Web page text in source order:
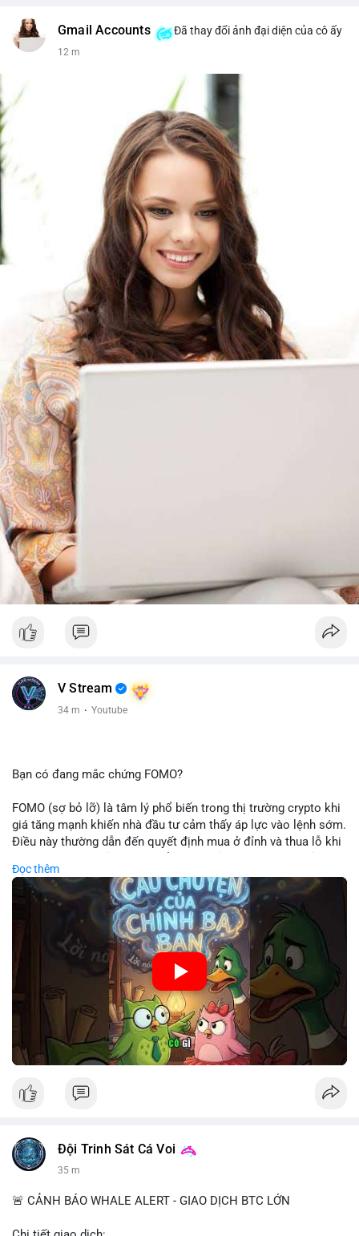
Gmail Accounts Đã thay đổi ảnh đại diện của cô ấy
12 m
V Stream
34 m · Youtube
Bạn có đang mắc chứng FOMO?
FOMO (sợ bỏ lỡ) là tâm lý phổ biến trong thị trường crypto khi
giá tăng mạnh khiến nhà đầu tư cảm thấy áp lực vào lệnh sớm.
Điều này thường dẫn đến quyết định mua ở đỉnh và thua lỗ khi
chiến lược đầu tư rõ ràng.
🎥 Xem video trực tiếp tại:
Nguồn: Cú Thông Thái
Đọc thêm
Đội Trinh Sát Cá Voi
35 m
🚨 CẢNH BÁO WHALE ALERT - GIAO DỊCH BTC LỚN